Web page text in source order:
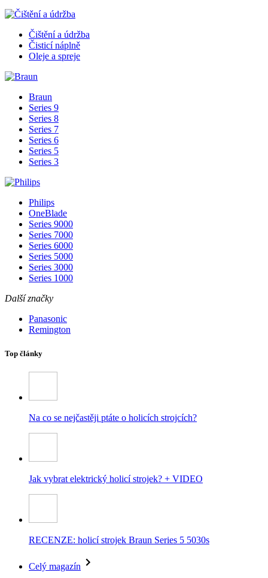
Čištění a údržba
Čisticí náplně
Oleje a spreje
Braun
Series 9
Series 8
Series 7
Series 6
Series 5
Series 3
Philips
OneBlade
Series 9000
Series 7000
Series 6000
Series 5000
Series 3000
Series 1000
Další značky
Panasonic
Remington
Top články
Na co se nejčastěji ptáte o holicích strojcích?
Jak vybrat elektrický holicí strojek? + VIDEO
RECENZE: holicí strojek Braun Series 5 5030s
Celý magazín